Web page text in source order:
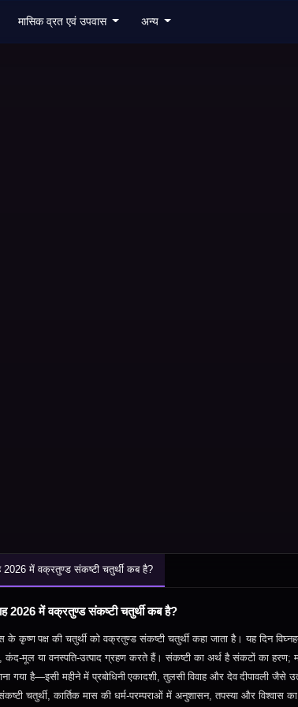
मासिक व्रत एवं उपवास अन्य
2026 में वक्रतुण्ड संकष्टी चतुर्थी कब है?
2026 में वक्रतुण्ड संकष्टी चतुर्थी कब है?
के कृष्ण पक्ष की चतुर्थी को वक्रतुण्ड संकष्टी चतुर्थी कहा जाता है। यह दिन
,कंद‑मूल या वनस्पति‑उत्पाद ग्रहण करते हैं। संकष्टी का अर्थ है संकटों का हरण;
गया है—इसी महीने में प्रबोधिनी एकादशी,तुलसी विवाह और देव दीपावली जैसे
चतुर्थी,कार्तिक मास की धर्म‑परम्पराओं में अनुशासन,तपस्या और विश्वास